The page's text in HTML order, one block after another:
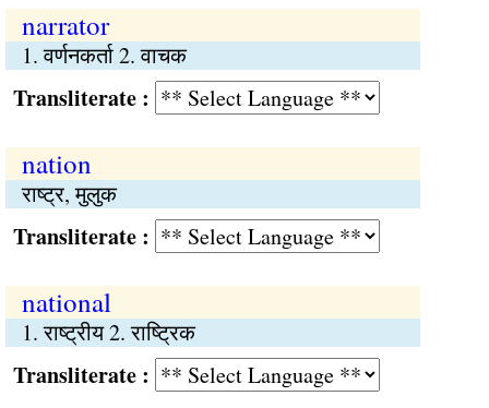
narrator
1. वर्णनकर्ता 2. वाचक
:
nation
राष्ट्र, मुलुक
:
national
1. राष्ट्रीय 2. राष्‍ट्रिक
: